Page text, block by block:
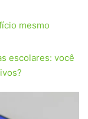
mesmo
escolares: você